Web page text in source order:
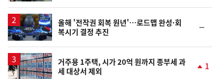
일
올해 '전작권 회복 원년'…로드맵 완성·회
복시기 결정 추진
일
거주용 1주택, 시가 20억 원까지 종부세 과
세 대상서 제외
1